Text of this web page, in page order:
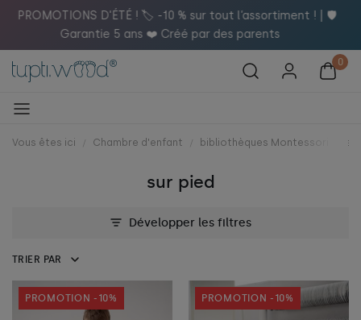
Vous êtes ici Chambre d'enfant bibliothèques Montessori
sur pied
Développer les filtres
TRIER PAR
PROMOTION -10% PROMOTION -10%